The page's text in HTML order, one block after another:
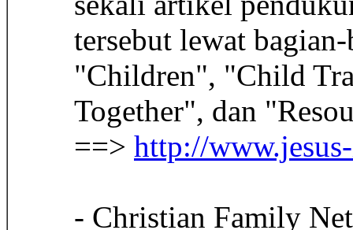
tersebut lewat
"Children", "Child
Together", dan
==> http://
- Christian Family